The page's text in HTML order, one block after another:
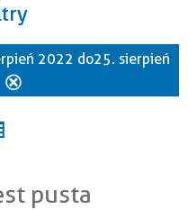
2022 do 25. sierpień
pusta